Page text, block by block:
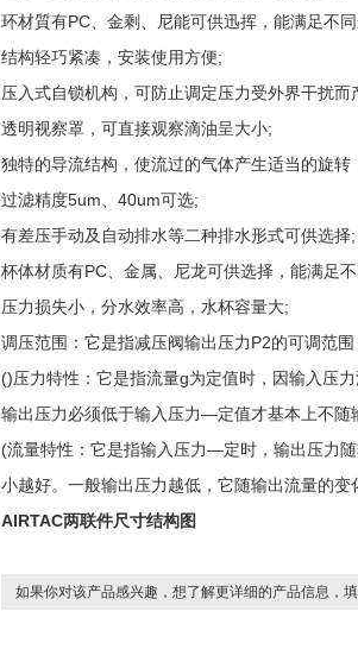
环材質有PC、金剩、尼能可供迅挥，能满足不
结构轻巧紧凑，安装使用方便;
压入式自锁机构，可防止调定压力受外界干扰
透明视察罩，可直接观察滴油呈大小;
独特的导流结构，使流过的气体产生适当的旋
过滤精度5um、40um可选;
有差压手动及自动排水等二种排水形式可供选择;
杯体材质有PC、金属、尼龙可供选择，能满足
压力损失小，分水效率高，水杯容量大;
调压范围：它是指减压阀输出压力P2的可调范
()压力特性：它是指流量g为定值时，因输入压
输出压力必须低于输入压力—定值才基本上不随
(流量特性：它是指输入压力—定时，输出压力
小越好。一般输出压力越低，它随输出流量的变
AIRTAC两联件尺寸结构图
如果你对该产品感兴趣，想了解更详细的产品信息，